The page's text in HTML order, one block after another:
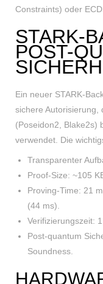
Constraints) oder
STARK-
POST-
Ein neuer STARK-
sichere Autorisierung,
(Poseidon2, Blake2s)
verwendet. Die
Transparenter
Proof-Size: ~105
Proving-Time: 21
(44 ms).
Verifizierungszeit:
Post-quantum
Soundness.